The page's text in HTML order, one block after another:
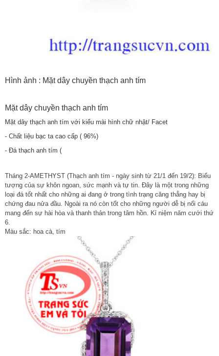
Hình ảnh : Mặt dây chuyền thạch anh tím
Mặt dây chuyền thạch anh tím
Mặt dây thạch anh tím với kiểu mài hình chữ nhật/ Facet
- Chất liệu bạc ta cao cấp ( 96%)
- Đá thạch anh tím (
Tháng 2-AMETHYST (Thạch anh tím - ngày sinh từ 21/1 đến 19/2): Biểu
tượng của sự khôn ngoan, sức mạnh và tự tin. Đây là một trong những
loại đá tốt nhất cho những ai đang ở trong tình trạng căng thẳng hay bị
chứng đau nửa đầu. Ngoài ra nó còn tốt cho những người dễ bị nổi cáu
mang đến sự hài hòa và thanh thản trong tâm hồn. Kỉ niệm năm cưới thứ
6.
Màu sắc: hoa cà, tím